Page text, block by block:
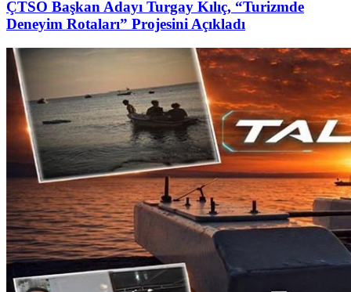
ÇTSO Başkan Adayı Turgay Kılıç, “Turizmde
Deneyim Rotaları” Projesini Açıkladı